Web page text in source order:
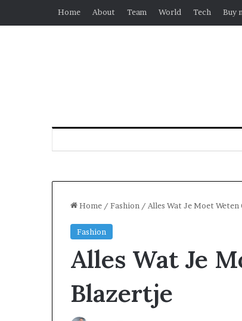
Home About Team World Tech Buy
Home / Fashion / Alles Wat Je Moet
Fashion
Alles Wat Je
Blazertje